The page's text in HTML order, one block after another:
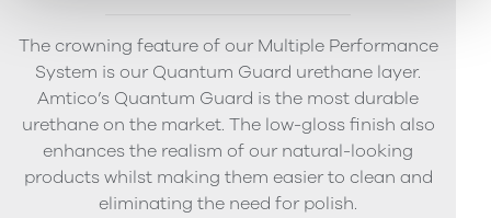
The crowning feature of our Multiple Performance
System is our Quantum Guard urethane layer.
Amtico’s Quantum Guard is the most durable
urethane on the market. The low-gloss finish also
enhances the realism of our natural-looking
products whilst making them easier to clean and
eliminating the need for polish.